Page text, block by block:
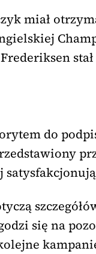
miał
do
się na